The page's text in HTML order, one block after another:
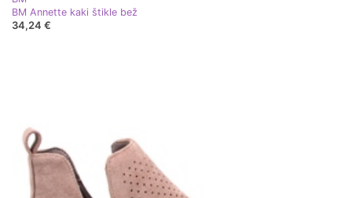
BM Annette kaki štikle bež
34,24 €